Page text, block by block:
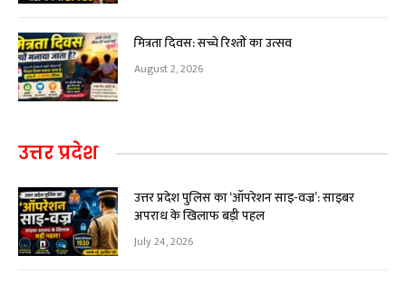
मित्रता दिवस: सच्चे रिश्तों का उत्सव
August 2, 2026
उत्तर प्रदेश
उत्तर प्रदेश पुलिस का ‘ऑपरेशन साइ-वज्र’: साइबर
अपराध के खिलाफ बड़ी पहल
July 24, 2026